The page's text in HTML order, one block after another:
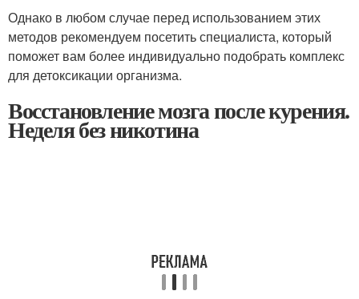
Однако в любом случае перед использованием этих
методов рекомендуем посетить специалиста, который
поможет вам более индивидуально подобрать комплекс
для детоксикации организма.
Восстановление мозга после курения.
Неделя без никотина